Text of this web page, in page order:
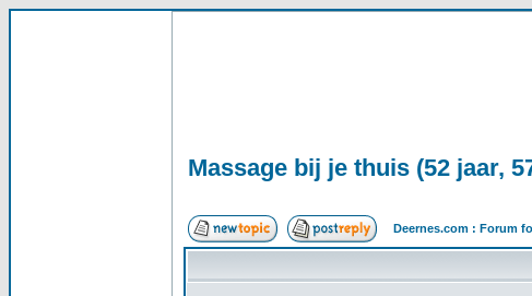
Massage bij je thuis (52 jaar,
Deernes.com : Forum